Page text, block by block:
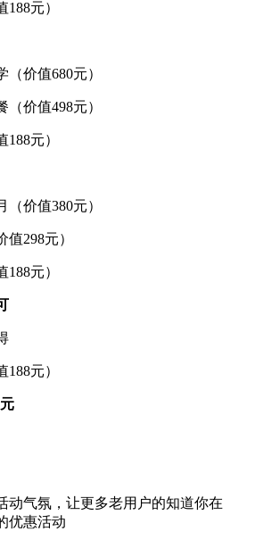
元）
价值680元）
价值498元）
元）
价值380元）
298元）
元）
元）
动气氛，让更多老用户的知道你在
优惠活动